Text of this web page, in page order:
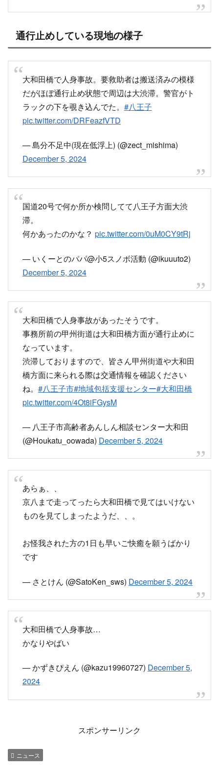
通行止めしている現地の様子
大和田橋で人身事故。要救助者は搬送済みの模様
だがほぼ通行止め状態で周辺は大渋滞。警官がト
ラックの下を覗き込んでた。 #八王子
pic.twitter.com/DRFeazfVTD
— 島分不足中(現在低浮上) (@zect_mishima)
December 5, 2024
国道20号で何か所か検問してて八王子方面大渋
滞。
何かあったのかな？ pic.twitter.com/0uM0CY9tRj
— いくーとのパパ@小5スノボ活動 (@ikuuuto2)
December 5, 2024
大和田橋で人身事故があったそうです。
事務所前の甲州街道は大和田橋方面が通行止めに
なっています。
渋滞しておりますので、皆さん甲州街道や大和田
橋方面に来られる際は交通情報を確認ください
ね。 #八王子市#地域包括支援センター#大和田橋
pic.twitter.com/4Ot8iFGysM
— 八王子市高齢者あんしん相談センター大和田
(@Houkatu_oowada) December 5, 2024
あらぁ、、
京八まで走ってったら大和田橋で見てはいけない
ものを見てしまったようだ、、。
お怪我された方の1日も早いご快癒を願うばかり
です
— さとけん (@SatoKen_sws) December 5, 2024
大和田橋で人身事故…
かなりやばい
— かずきぴえん (@kazu19960727) December 5,
2024
スポンサーリンク
ニュース